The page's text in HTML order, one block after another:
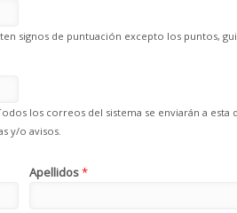
signos de puntuación excepto los puntos,
los correos del sistema se enviarán a
y/o avisos.
Apellidos*